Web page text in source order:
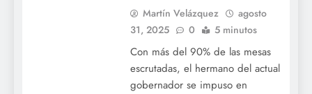
Martín Velázquez
agosto
31, 2025
0 5 minutos
Con más del 90% de las mesas
escrutadas, el hermano del actual
gobernador se impuso en